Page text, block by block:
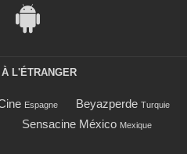
L'ÉTRANGER
Espagne Beyazperde Turquie
Sensacine México Mexique